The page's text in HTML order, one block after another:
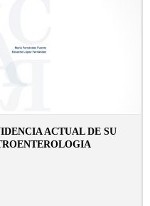
ACTUAL DE SU